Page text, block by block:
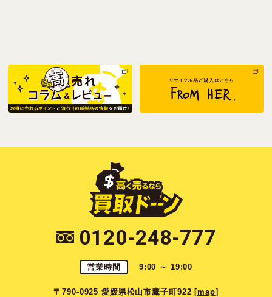
0120-248-777
営業時間 9:00 ～ 19:00
〒790-0925 愛媛県松山市鷹子町922 [map]